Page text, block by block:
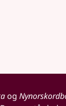
og